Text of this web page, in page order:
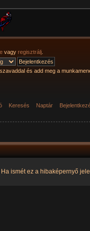
vagy regisztrálj
és add meg a
Keresés Naptár
ismét ez a hibaképernyő